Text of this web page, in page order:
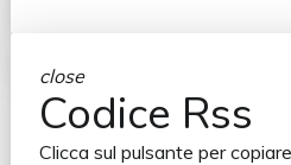
close
Codice Rss
Clicca sul pulsante per